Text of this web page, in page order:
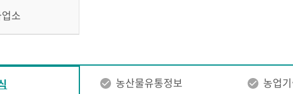
소
농산물유통정보 농업